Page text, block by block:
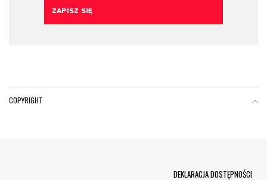
COPYRIGHT
DEKLARACJA DOSTĘPNOŚCI